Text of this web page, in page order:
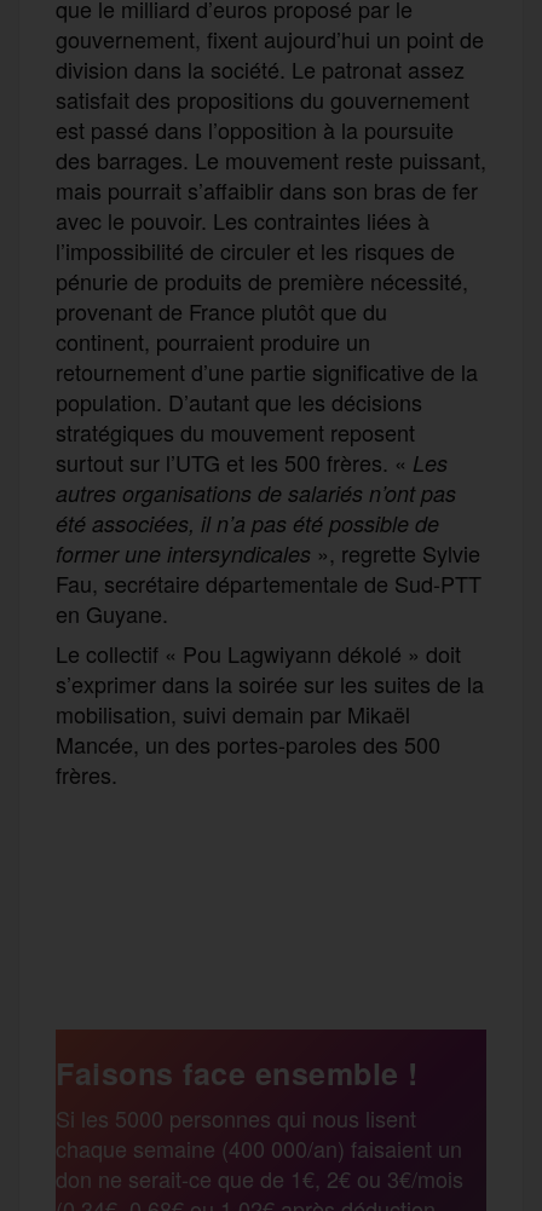
que le milliard d’euros proposé par le
gouvernement, fixent aujourd’hui un point de
division dans la société. Le patronat assez
satisfait des propositions du gouvernement
est passé dans l’opposition à la poursuite
des barrages. Le mouvement reste puissant,
mais pourrait s’affaiblir dans son bras de fer
avec le pouvoir. Les contraintes liées à
l’impossibilité de circuler et les risques de
pénurie de produits de première nécessité,
provenant de France plutôt que du
continent, pourraient produire un
retournement d’une partie significative de la
population. D’autant que les décisions
stratégiques du mouvement reposent
surtout sur l’UTG et les 500 frères. « Les
autres organisations de salariés n’ont pas
été associées, il n’a pas été possible de
former une intersyndicales », regrette Sylvie
Fau, secrétaire départementale de Sud-PTT
en Guyane.
Le collectif « Pou Lagwiyann dékolé » doit
s’exprimer dans la soirée sur les suites de la
mobilisation, suivi demain par Mikaël
Mancée, un des portes-paroles des 500
frères.
b
o
t
e
l
s
a
g
r
t
Faisons face ensemble !
Si les 5000 personnes qui nous lisent
chaque semaine (400 000/an) faisaient un
don ne serait-ce que de 1€, 2€ ou 3€/mois